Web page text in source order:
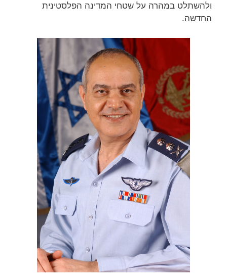
ולהשתלט במהרה על שטחי המדינה הפלסטינית
החדשה.